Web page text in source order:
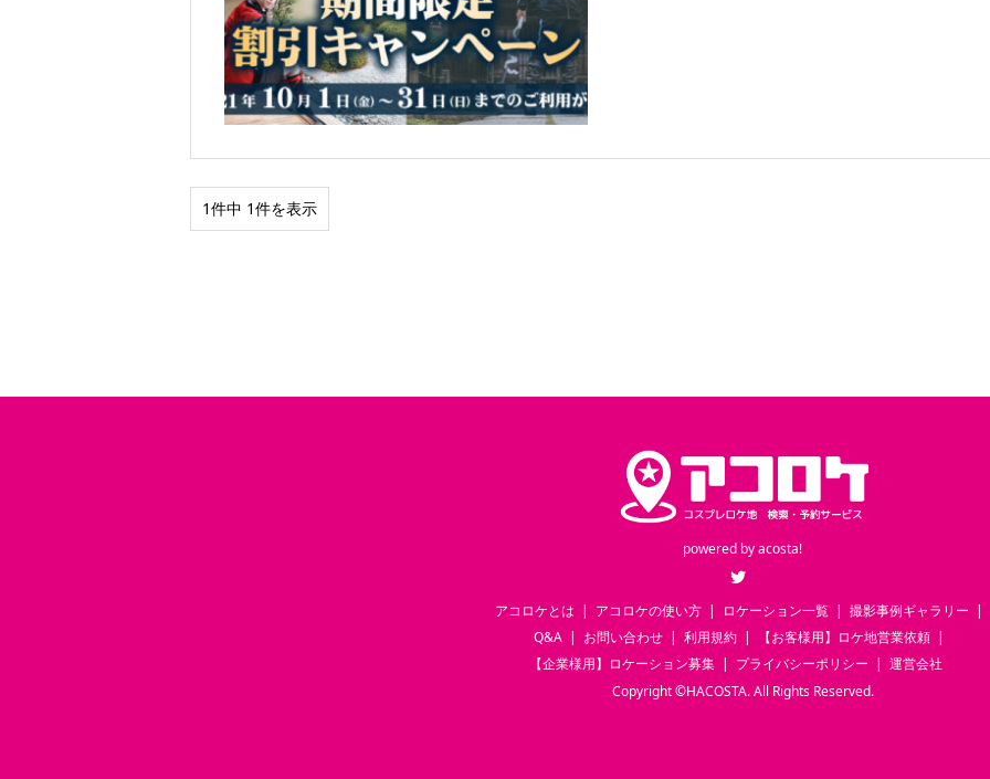
1件中 1件を表示
powered byacosta!
アコロケとは アコロケの使い方 ロケーション一覧
撮影事例ギャラリー
Q&A
お問い合わせ 利用規約
【お客様用】ロケ地営業依頼
【企業様用】ロケーション募集
プライバシーポリシー
運営会社
Copyright©HACOSTA. All Rights Reserved.